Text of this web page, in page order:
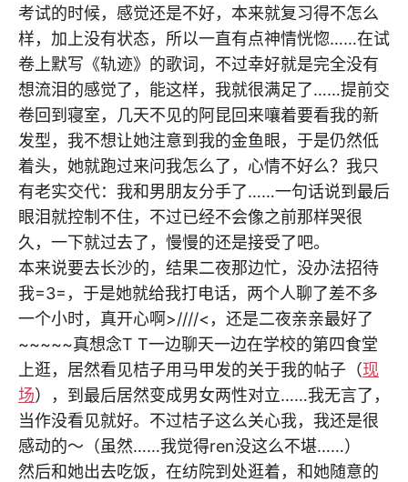
考试的时候，感觉还是不好，本来就复习得不怎么
样，加上没有状态，所以一直有点神情恍惚……在试
卷上默写《轨迹》的歌词，不过幸好就是完全没有
想流泪的感觉了，能这样，我就很满足了……提前交
卷回到寝室，几天不见的阿昆回来嚷着要看我的新
发型，我不想让她注意到我的金鱼眼，于是仍然低
着头，她就跑过来问我怎么了，心情不好么？我只
有老实交代：我和男朋友分手了……一句话说到最后
眼泪就控制不住，不过已经不会像之前那样哭很
久，一下就过去了，慢慢的还是接受了吧。
本来说要去长沙的，结果二夜那边忙，没办法招待
我=3=，于是她就给我打电话，两个人聊了差不多
一个小时，真开心啊>////<，还是二夜亲亲最好了
~~~~~真想念T T一边聊天一边在学校的第四食堂
上逛，居然看见桔子用马甲发的关于我的帖子（现
场），到最后居然变成男女两性对立……我无言了，
当作没看见就好。不过桔子这么关心我，我还是很
感动的～（虽然……我觉得ren没这么不堪……）
然后和她出去吃饭，在纺院到处逛着，和她随意的